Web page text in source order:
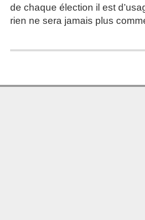
de chaque élection il est
rien ne sera jamais plus